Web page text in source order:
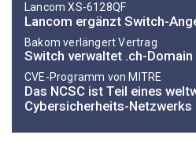
Lancom XS-6128QF
Lancom ergänzt Switch-
Bakom verlängert Vertrag
Switch verwaltet .ch-
CVE-Programm von MITRE
Das NCSC ist Teil eines
Cybersicherheits-Netzwerks